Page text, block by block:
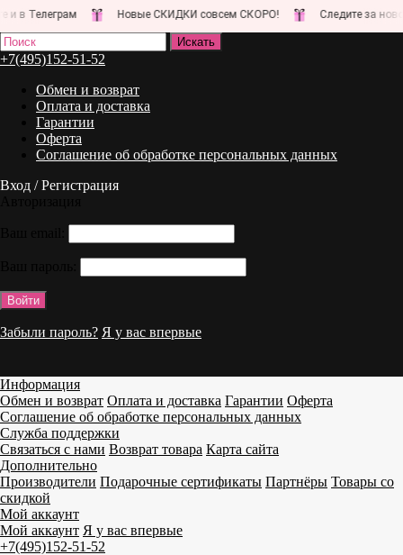
Новые СКИДКИ совсем СКОРО! Следите за
+7(495)152-51-52
Обмен и возврат
Оплата и доставка
Гарантии
Оферта
Соглашение об обработке персональных данных
Вход / Регистрация
Забыли пароль? Я у вас впервые
Информация
Обмен и возврат Оплата и доставка Гарантии Оферта
Соглашение об обработке персональных данных
Служба поддержки
Связаться с нами Возврат товара Карта сайта
Дополнительно
Производители Подарочные сертификаты Партнёры Товары со
скидкой
Мой аккаунт
Мой аккаунт Я у вас впервые
+7(495)152-51-52